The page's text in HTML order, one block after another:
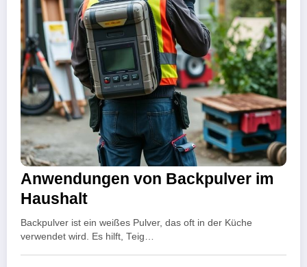
Anwendungen von Backpulver im
Haushalt
Backpulver ist ein weißes Pulver, das oft in der Küche
verwendet wird. Es hilft, Teig…